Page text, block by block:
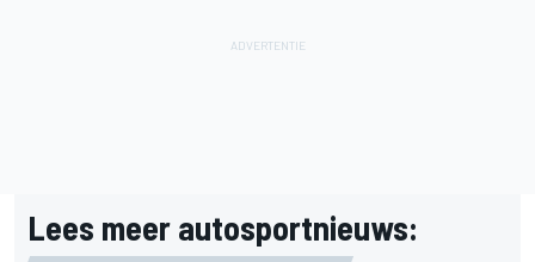
Lees meer autosportnieuws: